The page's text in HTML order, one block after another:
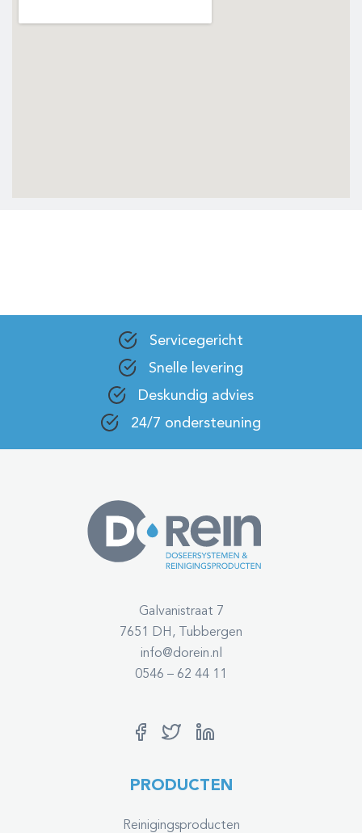
Servicegericht
Snelle levering
Deskundig advies
24/7 ondersteuning
Galvanistraat 7
7651 DH, Tubbergen
info@dorein.nl
0546 – 62 44 11
PRODUCTEN
Reinigingsproducten